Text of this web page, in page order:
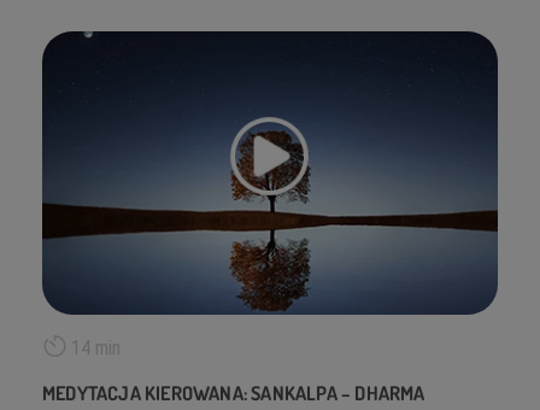
14 min
MEDYTACJA KIEROWANA: SANKALPA – DHARMA